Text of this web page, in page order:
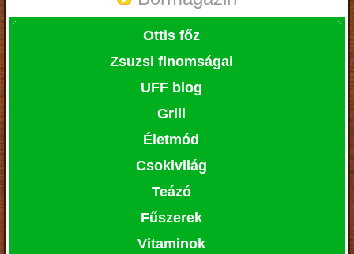
Ottis főz
Zsuzsi finomságai
UFF blog
Grill
Életmód
Csokivilág
Teázó
Fűszerek
Vitaminok